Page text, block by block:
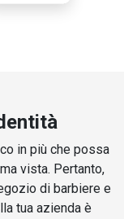
in più che possa
vista. Pertanto,
di barbiere e
tua azienda è